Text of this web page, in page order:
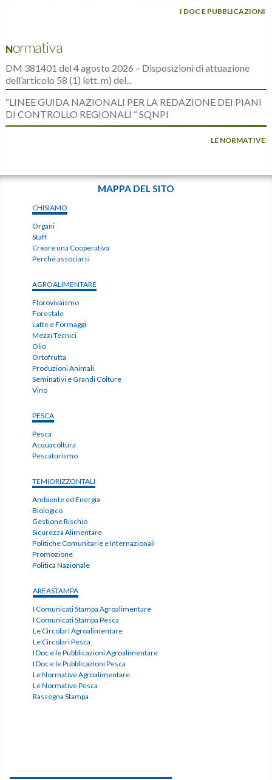
I DOC E PUBBLICAZIONI
Normativa
DM 381401 del 4 agosto 2026 – Disposizioni di attuazione
dell’articolo 58 (1) lett. m) del...
“LINEE GUIDA NAZIONALI PER LA REDAZIONE DEI PIANI
DI CONTROLLO REGIONALI “ SQNPI
LE NORMATIVE
MAPPA DEL SITO
CHISIAMO
Organi
Staff
Creare una Cooperativa
Perché associarsi
AGROALIMENTARE
Florovivaismo
Forestale
Latte e Formaggi
Mezzi Tecnici
Olio
Ortofrutta
Produzioni Animali
Seminativi e Grandi Colture
Vino
PESCA
Pesca
Acquacoltura
Pescaturismo
TEMIORIZZONTALI
Ambiente ed Energia
Biologico
Gestione Rischio
Sicurezza Alimentare
Politiche Comunitarie e Internazionali
Promozione
Politica Nazionale
AREASTAMPA
I Comunicati Stampa Agroalimentare
I Comunicati Stampa Pesca
Le Circolari Agroalimentare
Le Circolari Pesca
I Doc e le Pubblicazioni Agroalimentare
I Doc e le Pubblicazioni Pesca
Le Normative Agroalimentare
Le Normative Pesca
Rassegna Stampa